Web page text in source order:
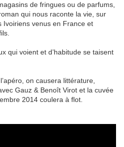
de fringues ou de parfums,
qui nous raconte la vie, sur
Ivoiriens venus en France et
qui voient et d’habitude se taisent
on causera littérature,
Gauz & Benoît Virot et la cuvée
2014 coulera à flot.